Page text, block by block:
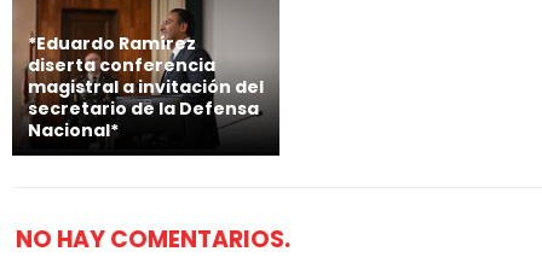
*Eduardo Ramírez
diserta conferencia
magistral a invitación del
secretario de la Defensa
Nacional*
NO HAY COMENTARIOS.